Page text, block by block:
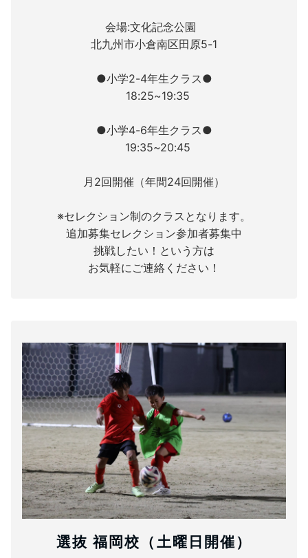
会場:文化記念公園
北九州市小倉南区田原5-1
●小学2-4年生クラス●
18:25~19:35
●小学4-6年生クラス●
19:35~20:45
月2回開催（年間24回開催）
※セレクション制のクラスとなります。
追加募集セレクション参加者募集中
挑戦したい！という方は
お気軽にご連絡ください！
選抜 福岡校（土曜日開催）